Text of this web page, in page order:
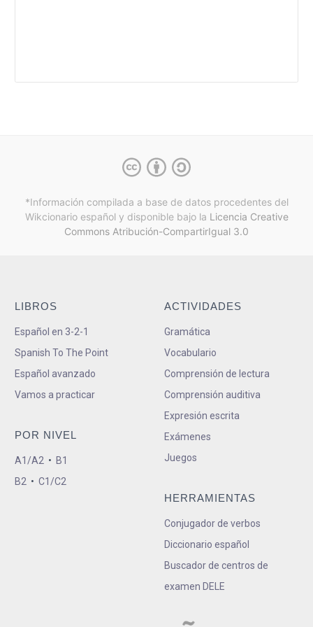
*Información compilada a base de datos procedentes del
Wikcionario español y disponible bajo la Licencia Creative
Commons Atribución-CompartirIgual 3.0
LIBROS
Español en 3-2-1
Spanish To The Point
Español avanzado
Vamos a practicar
POR NIVEL
A1/A2 • B1
B2 • C1/C2
ACTIVIDADES
Gramática
Vocabulario
Comprensión de lectura
Comprensión auditiva
Expresión escrita
Exámenes
Juegos
HERRAMIENTAS
Conjugador de verbos
Diccionario español
Buscador de centros de
examen DELE